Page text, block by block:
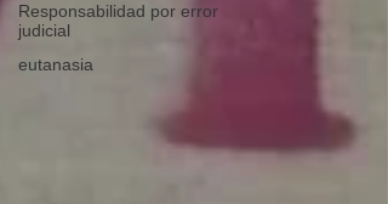
Responsabilidad por error
judicial
eutanasia